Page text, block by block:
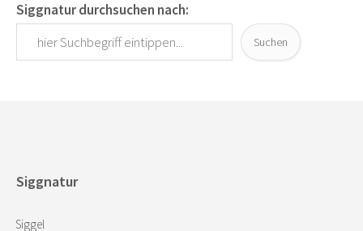
Siggnatur durchsuchen nach:
Suchen
Siggnatur
Siggel